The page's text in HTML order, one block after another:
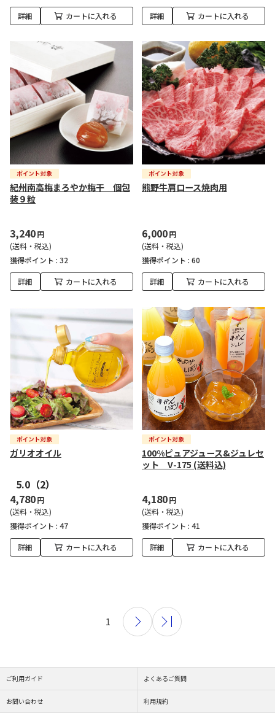
詳細 カートに入れる 詳細 カートに入れる
紀州南高梅まろやか梅干 個包
装９粒
3,240円
(送料・税込)
獲得ポイント : 32
詳細 カートに入れる
熊野牛肩ロース焼肉用
6,000円
(送料・税込)
獲得ポイント : 60
詳細 カートに入れる
ガリオオイル
5.0 （2）
4,780円
(送料・税込)
獲得ポイント : 47
詳細 カートに入れる
100%ピュアジュース&ジュレセ
ット V-175 (送料込)
4,180円
(送料・税込)
獲得ポイント : 41
詳細 カートに入れる
1
ご利用ガイド よくあるご質問
お問い合わせ 利用規約